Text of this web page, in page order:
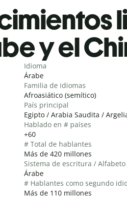
y el
Idioma
Árabe
Familia de idiomas
Afroasiático (semítico)
País principal
Egipto / Arabia Saudita /
Hablado en # países
+60
# Total de hablantes
Más de 420 millones
Sistema de escritura / Alfabeto
Árabe
# Hablantes como segundo
Más de 110 millones